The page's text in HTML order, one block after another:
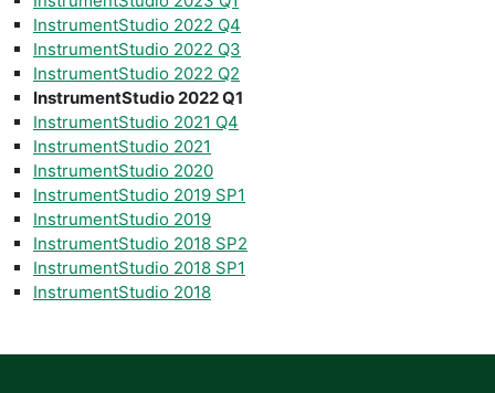
InstrumentStudio 2022 Q4
InstrumentStudio 2022 Q3
InstrumentStudio 2022 Q2
InstrumentStudio 2022 Q1
InstrumentStudio 2021 Q4
InstrumentStudio 2021
InstrumentStudio 2020
InstrumentStudio 2019 SP1
InstrumentStudio 2019
InstrumentStudio 2018 SP2
InstrumentStudio 2018 SP1
InstrumentStudio 2018